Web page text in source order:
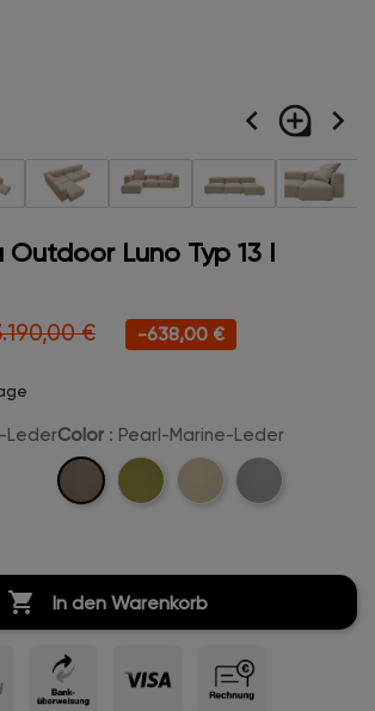
navigate_before loupe navigate_next
Luno Typ 13 I
€ -638,00 €
LederColor : Pearl-Marine-Leder
Pearl-
Marine-
Lima-
Creme-Cement-
 In den Warenkorb